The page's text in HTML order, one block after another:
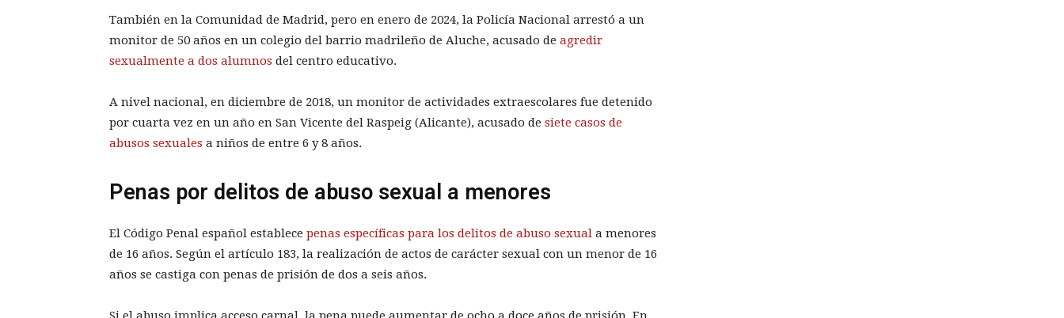
También en la Comunidad de Madrid, pero en enero de 2024, la Policía Nacional arrestó a un
monitor de 50 años en un colegio del barrio madrileño de Aluche, acusado de agredir
sexualmente a dos alumnos del centro educativo.
A nivel nacional, en diciembre de 2018, un monitor de actividades extraescolares fue detenido
por cuarta vez en un año en San Vicente del Raspeig (Alicante), acusado de siete casos de
abusos sexuales a niños de entre 6 y 8 años.
Penas por delitos de abuso sexual a menores
El Código Penal español establece penas específicas para los delitos de abuso sexual a menores
de 16 años. Según el artículo 183, la realización de actos de carácter sexual con un menor de 16
años se castiga con penas de prisión de dos a seis años.